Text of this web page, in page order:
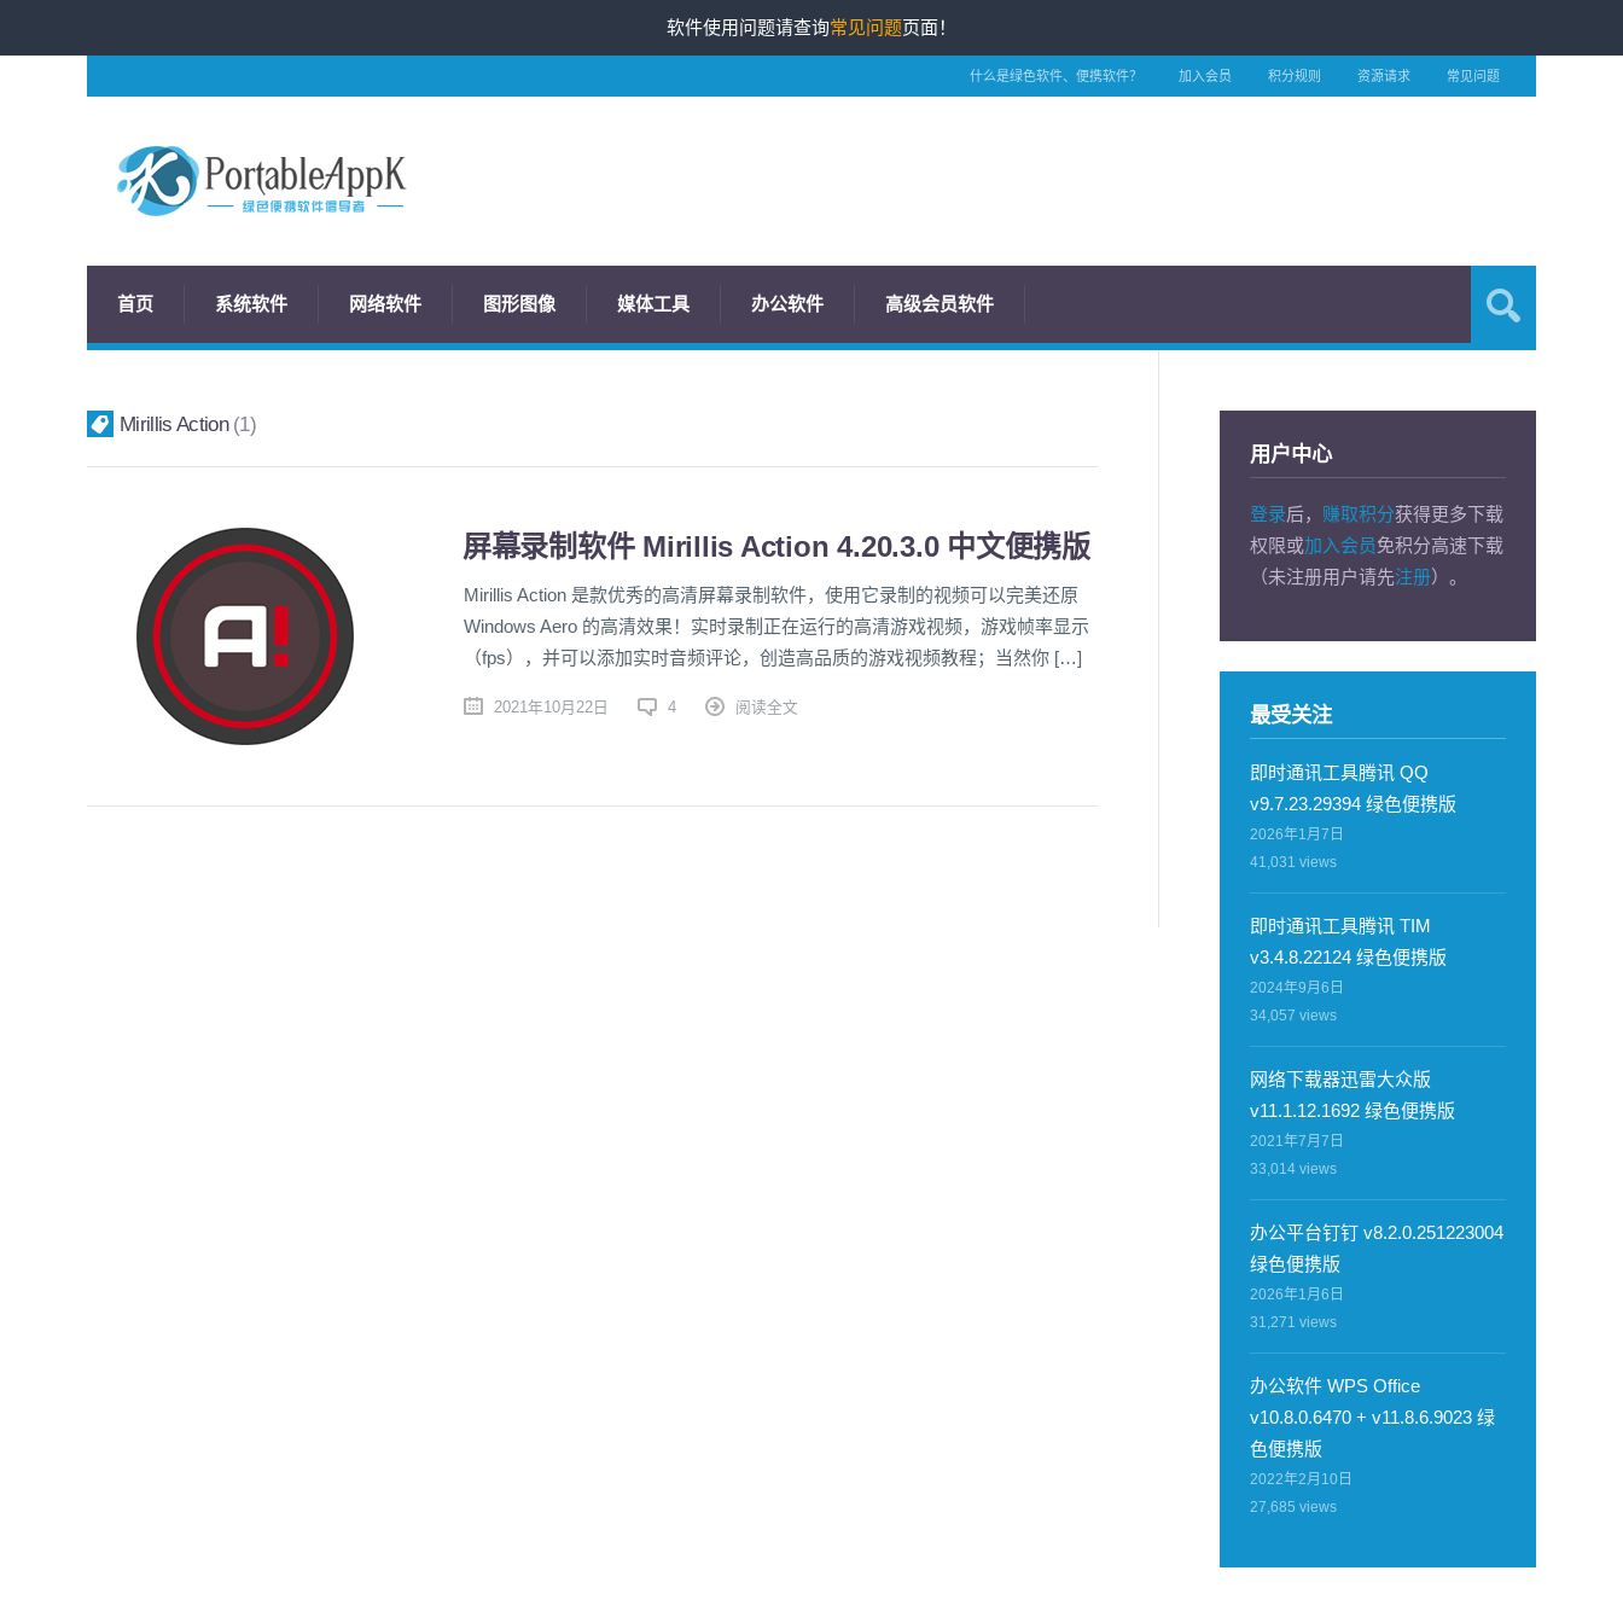
什么是绿色软件、便携软件？ 加入会员 积分规则 资源请求 常见问题
首页 系统软件 网络软件 图形图像 媒体工具 办公软件 高级会员软件
Mirillis Action 1
屏幕录制软件 Mirillis Action 4.20.3.0 中文便携版
Mirillis Action 是款优秀的高清屏幕录制软件，使用它录制的视频可以完美还原
Windows Aero 的高清效果！实时录制正在运行的高清游戏视频，游戏帧率显示
（fps），并可以添加实时音频评论，创造高品质的游戏视频教程；当然你 […]
2021年10月22日 4 阅读全文
用户中心
登录后， 赚取积分获得更多下载
权限或加入会员免积分高速下载
（未注册用户请先注册）。
最受关注
即时通讯工具腾讯 QQ
v9.7.23.29394 绿色便携版
2026年1月7日
41,031 views
即时通讯工具腾讯 TIM
v3.4.8.22124 绿色便携版
2024年9月6日
34,057 views
网络下载器迅雷大众版
v11.1.12.1692 绿色便携版
2021年7月7日
33,014 views
办公平台钉钉 v8.2.0.251223004
绿色便携版
2026年1月6日
31,271 views
办公软件 WPS Office
v10.8.0.6470 + v11.8.6.9023 绿
色便携版
2022年2月10日
27,685 views
软件使用问题请查询常见问题页面！